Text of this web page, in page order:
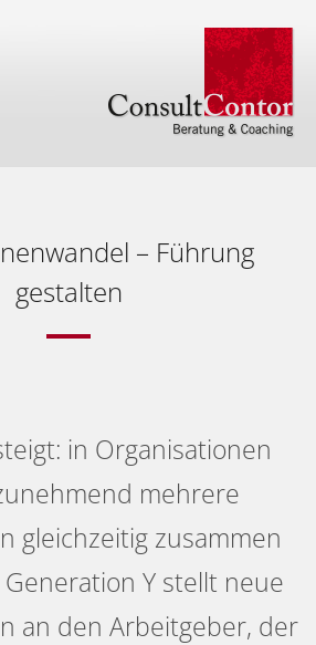
– Führung
gestalten
in Organisationen
mehrere
gleichzeitig zusammen
Y stellt neue
an den Arbeitgeber, der